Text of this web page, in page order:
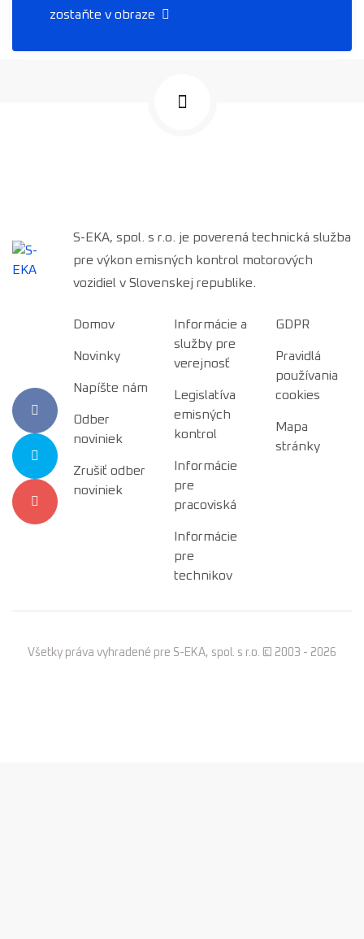
zostaňte v obraze
S-EKA, spol. s r.o. je poverená technická služba
pre výkon emisných kontrol motorových
vozidiel v Slovenskej republike.
Domov
Novinky
Napíšte nám
Odber
noviniek
Zrušiť odber
noviniek
Informácie a
služby pre
verejnosť
Legislatíva
emisných
kontrol
Informácie
pre
pracoviská
Informácie
pre
technikov
GDPR
Pravidlá
používania
cookies
Mapa
stránky
Všetky práva vyhradené pre S-EKA, spol. s r.o. © 2003 - 2026